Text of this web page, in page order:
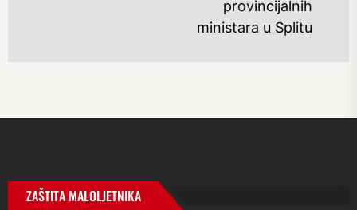
provincijalnih
ministara u Splitu
ZAŠTITA MALOLJETNIKA